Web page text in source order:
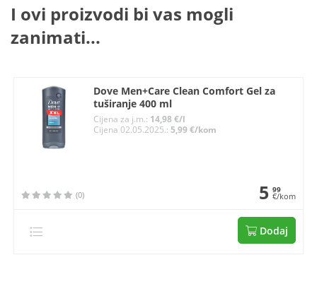
I ovi proizvodi bi vas mogli
zanimati...
Dove Men+Care Clean Comfort Gel za
tuširanje 400 ml
Cijena za j.m.: 14,98 €/l
Cijena 02.05.2025.:5,99 €/kom
(0) 5 99
€/kom
Dodaj